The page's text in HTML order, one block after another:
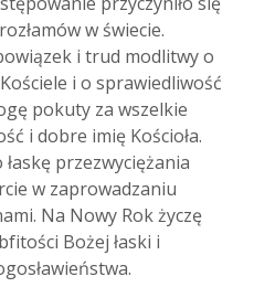
w świecie.
i trud modlitwy o
i o sprawiedliwość
pokuty za wszelkie
i dobre imię Kościoła.
przezwyciężania
w zaprowadzaniu
Na Nowy Rok życzę
Bożej łaski i